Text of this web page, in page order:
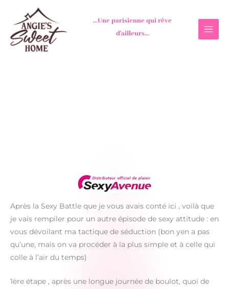
contenu
...Une parisienne qui rêve
d'ailleurs...
Après la Sexy Battle que je vous avais conté ici , voilà que
je vais rempiler pour un autre épisode de sexy attitude : en
vous dévoilant ma tactique de séduction (bon yen a pas
qu’une, mais on va procéder à la plus simple et à celle qui
colle à l’air du temps)
1ère étape , après une longue journée de boulot, quoi de